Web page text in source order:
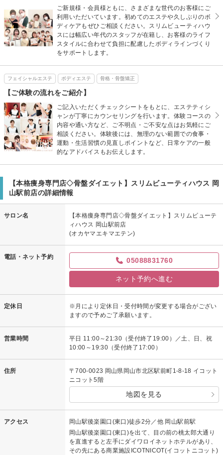
ご新規様・会員様ともに、さまざまな世代のお客様にご
利用いただいています。初めてのエステや久しぶりのボ
ディケアもぜひご相談ください。スリムビューティハウ
スには幅広い年代のスタッフが在籍し、お客様のライフ
スタイルに合わせて負担に配慮したボディラインづくり
をサポートします。
フェイシャルエステ ボディエステ 骨格・骨盤矯正
【ご体験の流れをご紹介】
ご記入いただくチェックシートをもとに、エステティシ
ャンが丁寧にカウンセリングを行います。体験コースの
内容や通い方など、ご不明点・ご不安な点はお気軽にご
相談ください。体験後には、無理のない範囲での食事・
運動・生活習慣の見直しポイントなど、日常ケアの一般
的なアドバイスもお伝えします。
【本格痩身専門店◇骨盤ダイエット】スリムビューティハウス 岡
山駅前店の詳細情報
サロン名
【本格痩身専門店◇骨盤ダイエット】スリムビューテ
ィハウス 岡山駅前店
(オカヤマエキマエテン)
電話・ネット予約 05088831760
ネット予約へ進む
定休日
※月により定休日・受付時間が変更する場合がござい
ますので予めご了承願います。
営業時間
平日 11:00～21:30（受付終了19:00）／土、日、祝
10:00～19:30（受付終了17:00）
住所
〒700-0023 岡山県岡山市北区駅前町1-8-18 イコット
ニコット5階
地図を見る
アクセス
岡山駅後楽園口(東口)徒歩2分／他 岡山駅前駅
岡山駅後楽園口(東口)を出て、目の前の桃太郎大通り
を直進すると左手にダイワロイネットホテルがあり、
その先にある商業施設ICOTNICOT(イコットニコット)